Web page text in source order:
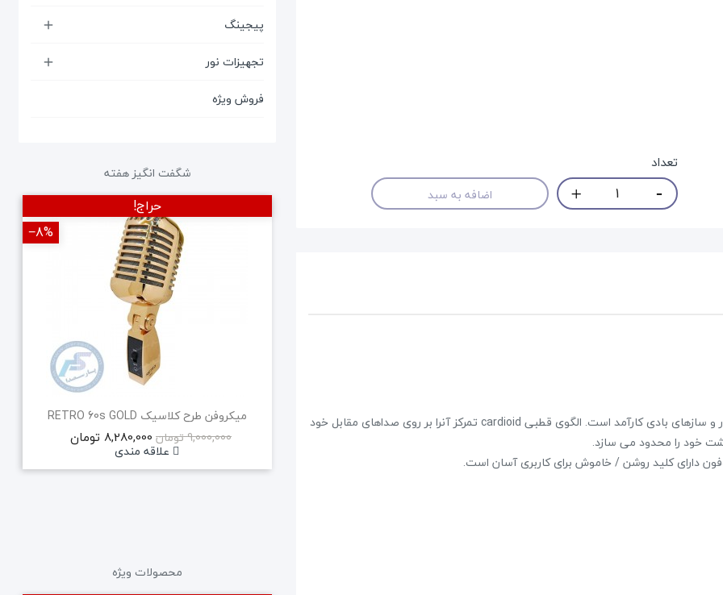
تعداد
اضافه به سبد
P3‎‏ میکروفون داینامیک با عملکرد بالا برای صدابرداری خواننده همراه، گیتار و سازهای بادی‎ ‎کارآمد است. الگوی قطبی ‏cardioid‏ تمرکز آنرا بر روی صداهای مقابل خود
‏خود را محدود می سازد.‏
پیجینگ 
تجهیزات نور 
فروش ویژه
شگفت انگیز هفته
پکیج اسپیکر پرتابل EDISON Es6000
حراج!
میکروفن طرح کلاسیک RETRO 60s GOLD
9,000,000 تومان
8,280,000 تومان
علاقه مندی
حراج!
‎−8%
محصولات ویژه